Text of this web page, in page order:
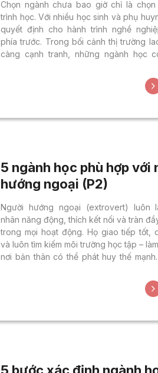
Chọn ngành chưa bao giờ chỉ là chọn
trình học. Với nhiều học sinh và phụ
quyết định cho hành trình nghề
phía trước. Trong bối cảnh thị trường
càng cạnh tranh, những ngành học
thành ưu tiên được quan tâm nhiều
Hoa Sen, môi trường đào tạo Thực
mang lại những tín hiệu tích cực về...
5 ngành học phù hợp với
hướng ngoại (P2)
Người hướng ngoại (extrovert) luôn
nhân năng động, thích kết nối và tràn
trong mọi hoạt động. Họ giao tiếp tốt,
và luôn tìm kiếm môi trường học tập –
nơi bản thân có thể phát huy thế
các chương trình đào tạo, giúp sinh
hiện bản thân, mở rộng mối quan hệ
ngành học...